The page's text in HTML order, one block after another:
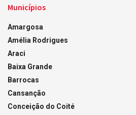
Municípios
Amargosa
Amélia Rodrigues
Araci
Baixa Grande
Barrocas
Cansanção
Conceição do Coité